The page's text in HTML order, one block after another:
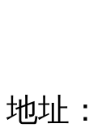
地址：